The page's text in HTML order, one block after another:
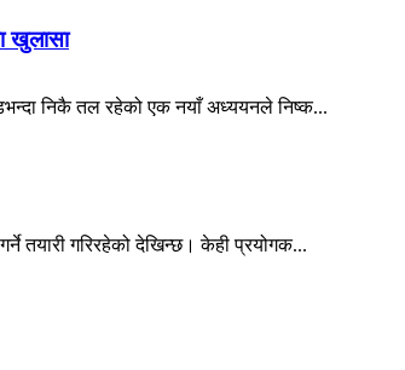
खुलासा
निकै तल रहेको एक नयाँ अध्ययनले निष्क...
तयारी गरिरहेको देखिन्छ। केही प्रयोगक...